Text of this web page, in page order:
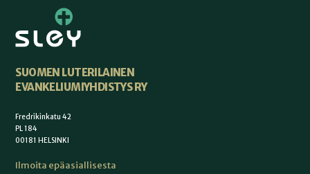
SUOMEN LUTERILAINEN
EVANKELIUMIYHDISTYS RY
Fredrikinkatu 42
PL 184
00181 HELSINKI
Ilmoita epäasiallisesta